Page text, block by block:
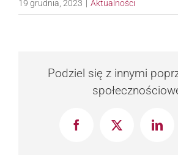
19 grudnia, 2023 | Aktualności
Podziel się z innymi
FacebookX